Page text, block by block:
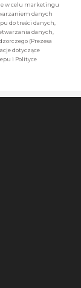
w celu marketingu
danych
do treści danych,
danych,
(Prezesa
dotyczące
i Polityce